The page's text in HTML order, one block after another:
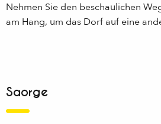
Nehmen Sie den beschaulichen
am Hang, um das Dorf auf eine
Saorge